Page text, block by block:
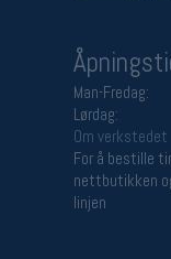
Man-Fredag:
Lørdag:
Om verkstedet
For å bestille
nettbutikken
linjen